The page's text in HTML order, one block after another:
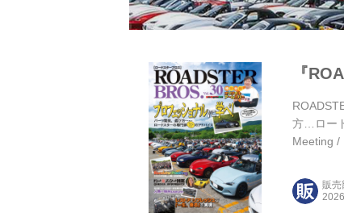
『
方…ロー
Meeting /
ードス
販売